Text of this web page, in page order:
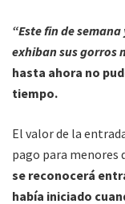
“Este fin de
exhiban sus gorros
hasta ahora no
tiempo.
El valor de la
pago para menores
se reconocerá
había iniciado